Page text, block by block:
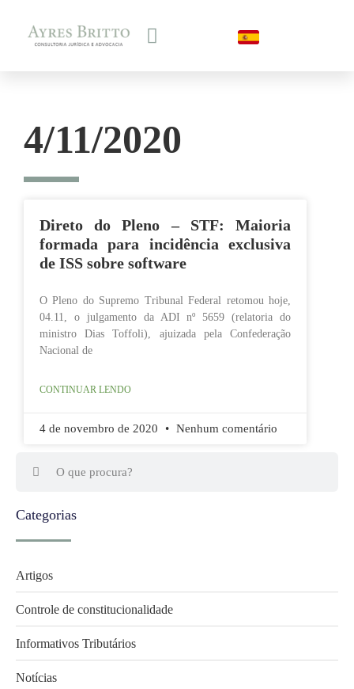
4/11/2020
Direto do Pleno – STF: Maioria
formada para incidência exclusiva
de ISS sobre software
O Pleno do Supremo Tribunal Federal retomou hoje,
04.11, o julgamento da ADI nº 5659 (relatoria do
ministro Dias Toffoli), ajuizada pela Confederação
Nacional de
CONTINUAR LENDO
4 de novembro de 2020 Nenhum comentário
Categorias
Artigos
Controle de constitucionalidade
Informativos Tributários
Notícias